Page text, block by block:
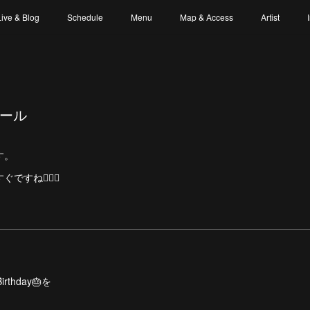
& Blog Schedule Menu Map & Access Artist
ル
ですね💁🏻‍♀️
を